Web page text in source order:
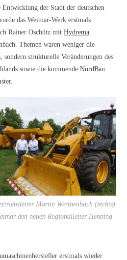
der Stadt der deutschen
das Weimar-Werk erstmals
Rainer Oschütz mitHydrema
Themen waren weniger die
sondern strukturelle Veränderungen des
sowie die kommendeNordBau
Martin Werthenbach (rechts)
den neuen Regionalleiter Henning
erstmals wieder